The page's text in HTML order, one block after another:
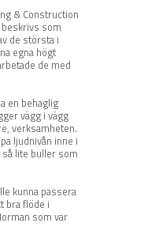
& Construction
som
de största i
egna högt
de med
en behaglig
vägg i vägg
verksamheten.
ljudnivån inne i
lite buller som
kunna passera
bra flöde i
som var